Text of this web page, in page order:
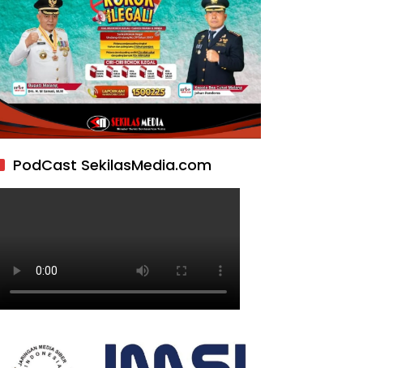
PodCast SekilasMedia.com